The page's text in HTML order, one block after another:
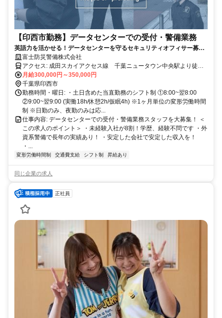
【印西市勤務】データセンターでの受付・警備業務
英語力を活かせる！データセンターを守るセキュリティオフィサー募
集！！
富士防災警備株式会社
アクセス: 成田スカイアクセス線 千葉ニュータウン中央駅より徒歩
12分
月給300,000円～350,000円
千葉県印西市
勤務時間・曜日: ・土日含めた当直勤務のシフト制 ①8:00~翌8:00
②9:00~翌9:00 (実働18h/休憩2h/仮眠4h) ※1ヶ月単位の変形労働時間
制 ※日勤のみ、夜勤のみは応...
仕事内容: データセンターでの受付・警備業務スタッフを大募集！ ＜
この求人のポイント＞ ・未経験入社が8割！学歴、経験不問です ・外
資系警備で長年の実績あり！ ・安定した会社で安定した収入を！
・...
変形労働時間制 交通費支給 シフト制 昇給あり
同じ企業の求人
正社員